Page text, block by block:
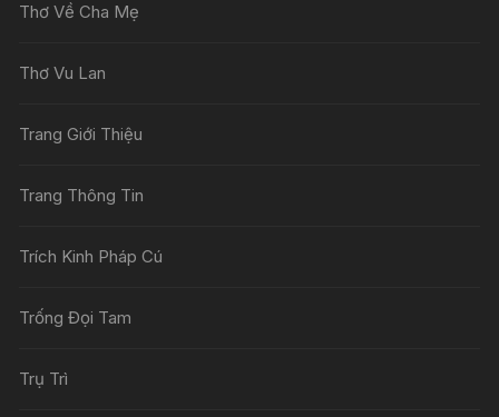
Thơ Về Cha Mẹ
Thơ Vu Lan
Trang Giới Thiệu
Trang Thông Tin
Trích Kinh Pháp Cú
Trống Đọi Tam
Trụ Trì